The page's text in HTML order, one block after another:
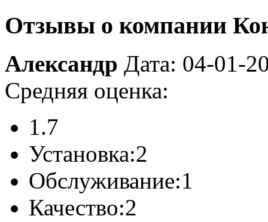
Отзывы о компании
Александр Дата: 04-01-
Средняя оценка:
1.7
Установка:2
Обслуживание:1
Качество:2